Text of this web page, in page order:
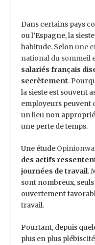
Dans certains pays
ou l’Espagne, la
habitude. Selon une
national du sommeil
salariés français
secrètement.
la sieste est souvent
employeurs peuvent
un lieu non
une perte de temps.
Une étude
des actifs
journées de travail.
sont nombreux,
ouvertement
travail.
Pourtant, depuis
plus en plus